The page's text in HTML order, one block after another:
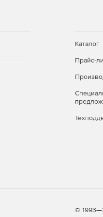
Каталог
Прайс-
©